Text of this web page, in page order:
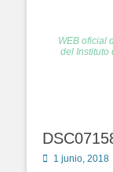
WEB oficial
del Instituto
Publicado
1 junio, 2018